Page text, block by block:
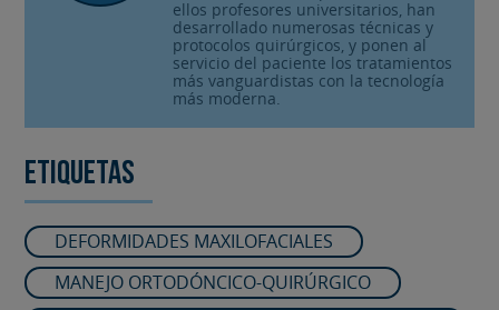
ellos profesores universitarios, han
desarrollado numerosas técnicas y
protocolos quirúrgicos, y ponen al
servicio del paciente los tratamientos
más vanguardistas con la tecnología
más moderna.
Etiquetas
DEFORMIDADES MAXILOFACIALES
MANEJO ORTODÓNCICO-QUIRÚRGICO